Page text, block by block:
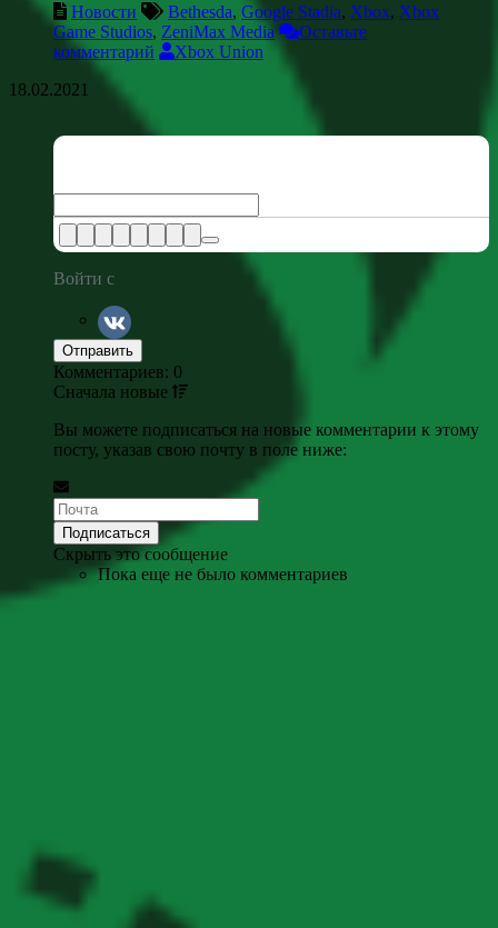
Новости Bethesda, Google Stadia, Xbox, Xbox
Game Studios, ZeniMax Media
Оставьте
комментарий
Xbox Union
18.02.2021
Войти с
Комментариев: 0
Сначала новые
Вы можете подписаться на новые комментарии к этому
посту, указав свою почту в поле ниже:
Скрыть это сообщение
Пока еще не было комментариев